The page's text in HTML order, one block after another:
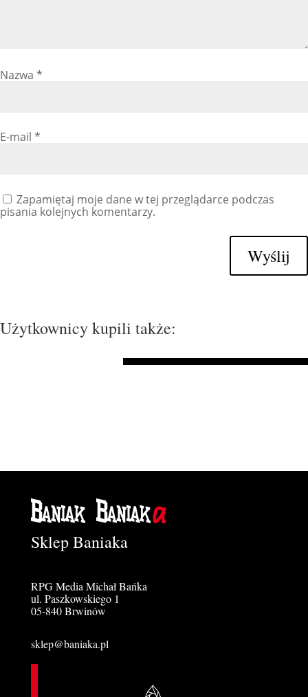
Nazwa *
E-mail *
Zapamiętaj moje dane w tej przeglądarce podczas
pisania kolejnych komentarzy.
Wyślij
Użytkownicy kupili także:
Sklep Baniaka
RPG Media Michał Bańka
ul. Paszkowskiego 1
05-840 Brwinów
sklep@baniaka.pl